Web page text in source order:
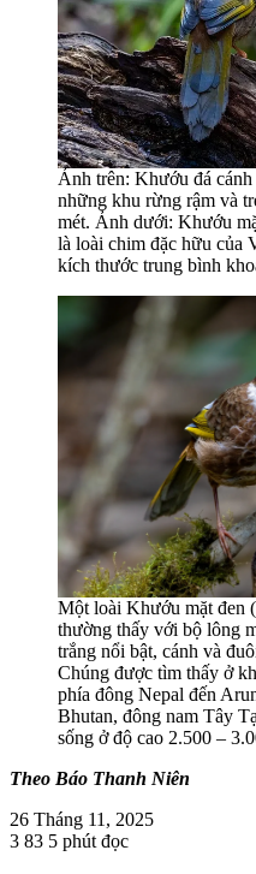
Ảnh trên: Khướu đá
những khu rừng rậm và
mét. Ảnh dưới: Khướu
là loài chim đặc hữu của
kích thước trung bình
Một loài Khướu mặt đen
thường thấy với bộ lông
trắng nổi bật, cánh và
Chúng được tìm thấy ở
phía đông Nepal đến
Bhutan, đông nam Tây
sống ở độ cao 2.500 –
Theo Báo Thanh Niên
26 Tháng 11, 2025
3 83 5 phút đọc